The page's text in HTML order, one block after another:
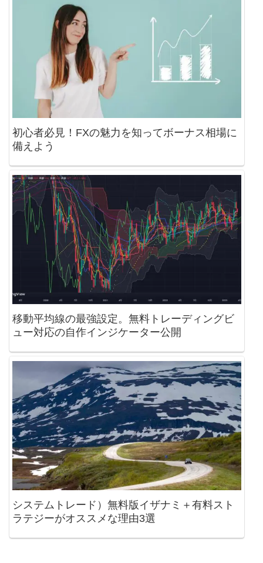
初心者必見！FXの魅力を知ってボーナス相場に
備えよう
移動平均線の最強設定。無料トレーディングビ
ュー対応の自作インジケーター公開
システムトレード）無料版イザナミ＋有料スト
ラテジーがオススメな理由3選